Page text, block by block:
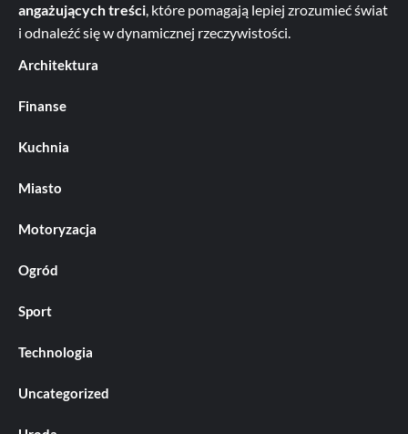
angażujących treści, które pomagają lepiej zrozumieć świat
i odnaleźć się w dynamicznej rzeczywistości.
Architektura
Finanse
Kuchnia
Miasto
Motoryzacja
Ogród
Sport
Technologia
Uncategorized